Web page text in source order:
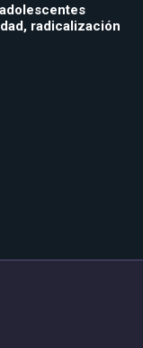
radicalización